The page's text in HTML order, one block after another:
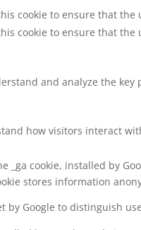
cookie to ensure that
cookie to ensure that
and analyze the
how visitors interact
_ga cookie, installed by
stores information
by Google to distinguish